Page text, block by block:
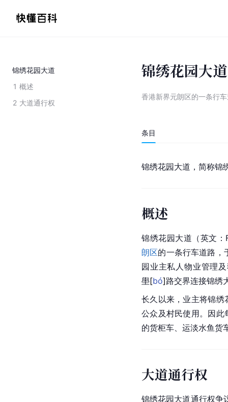
锦绣花园大道
1 概述
2 大道通行权
锦绣花园大道
香港新界元朗区的一条行
条目
锦绣花园大道，简称锦
概述
锦绣花园大道（英文
朗区的一条行车道路，
园业主私人物业管理
壆[bó]路交界连接锦绣
长久以来，业主将锦绣
公众及村民使用。因此
的货柜车、运淡水鱼货
大道通行权
锦绣花园大道通行权争